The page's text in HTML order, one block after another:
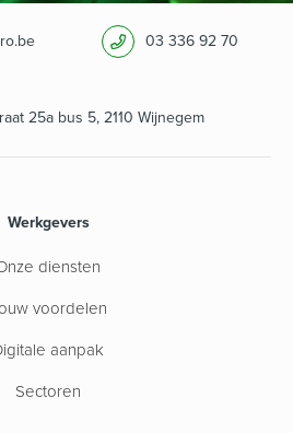
03 336 92 70
25a bus 5, 2110 Wijnegem
Werkgevers
diensten
voordelen
aanpak
Sectoren